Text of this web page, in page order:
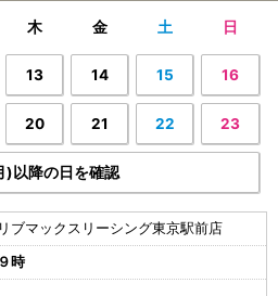
木 金 土 日
13 14 15 16
20 21 22 23
以降の日を確認
ブマックスリーシング東京駅前店
時